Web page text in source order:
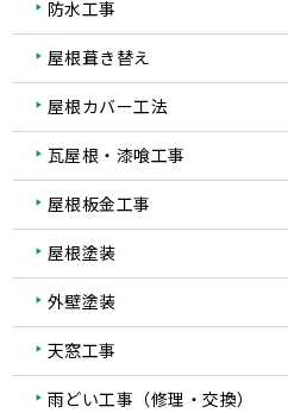
防水工事
屋根葺き替え
屋根カバー工法
瓦屋根・漆喰工事
屋根板金工事
屋根塗装
外壁塗装
天窓工事
雨どい工事（修理・交換）